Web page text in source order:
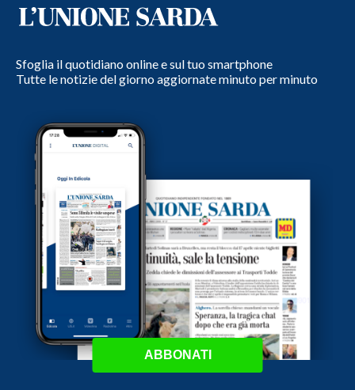
Sfoglia il quotidiano online e sul tuo smartphone
Tutte le notizie del giorno aggiornate minuto per minuto
ABBONATI